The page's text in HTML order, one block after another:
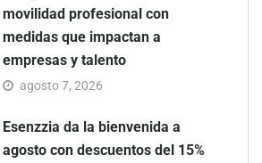
movilidad profesional con
medidas que impactan a
empresas y talento
agosto 7, 2026
Esenzzia da la bienvenida a
agosto con descuentos del 15%